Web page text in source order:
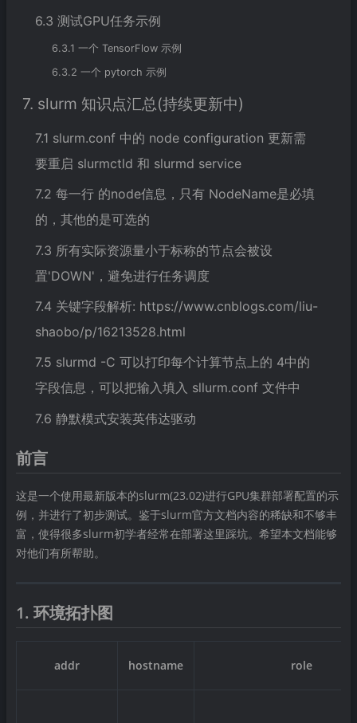
6.3 测试GPU任务示例
6.3.1 一个 TensorFlow 示例
6.3.2 一个 pytorch 示例
7. slurm 知识点汇总(持续更新中)
7.1 slurm.conf 中的 node configuration 更新需
要重启 slurmctld 和 slurmd service
7.2 每一行 的node信息，只有 NodeName是必填
的，其他的是可选的
7.3 所有实际资源量小于标称的节点会被设
置'DOWN'，避免进行任务调度
7.4 关键字段解析: https://www.cnblogs.com/liu-
shaobo/p/16213528.html
7.5 slurmd -C 可以打印每个计算节点上的 4中的
字段信息，可以把输入填入 sllurm.conf 文件中
7.6 静默模式安装英伟达驱动
前言
这是一个使用最新版本的slurm(23.02)进行GPU集群部署配置的示
例，并进行了初步测试。鉴于slurm官方文档内容的稀缺和不够丰
富，使得很多slurm初学者经常在部署这里踩坑。希望本文档能够
对他们有所帮助。
1. 环境拓扑图
addr hostname role